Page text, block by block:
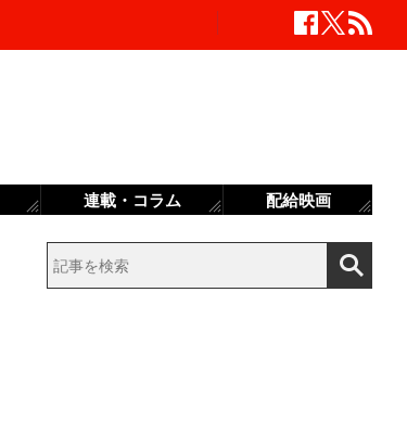
連載・コラム 配給映画